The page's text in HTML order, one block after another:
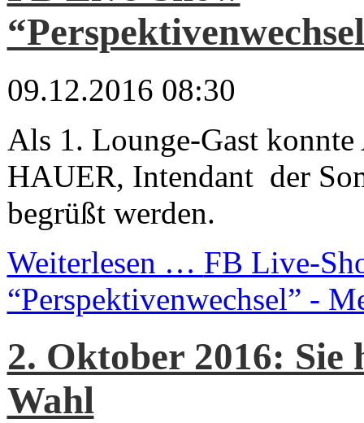
09.12.2016 08:30
Als 1. Lounge-Gast konnte
HAUER, Intendant der
begrüßt werden.
Weiterlesen … FB Live-
“Perspektivenwechsel” -
2. Oktober 2016: Sie
Wahl